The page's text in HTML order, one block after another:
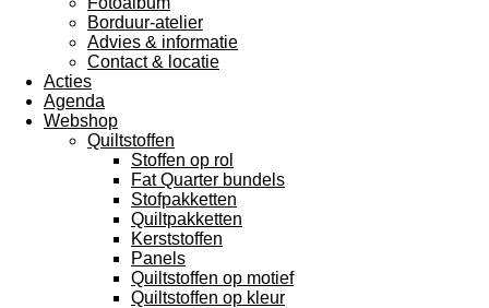
Borduur-atelier
Advies & informatie
Contact & locatie
Acties
Agenda
Webshop
Quiltstoffen
Stoffen op rol
Fat Quarter bundels
Stofpakketten
Quiltpakketten
Kerststoffen
Panels
Quiltstoffen op motief
Quiltstoffen op kleur